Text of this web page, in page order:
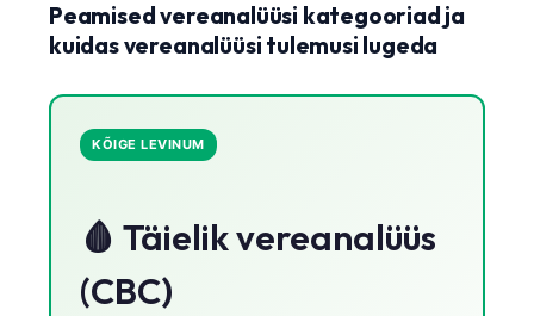
Peamised vereanalüüsi kategooriad ja
kuidas vereanalüüsi tulemusi lugeda
KÕIGE LEVINUM
🩸 Täielik vereanalüüs
(CBC)
ગુજરાતી
ಕನ್ನಡ
മലയാളം
Tiếng Việt
Tagalog
ไทย
ဗမာစာ